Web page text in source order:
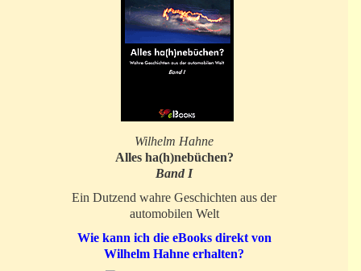
Wilhelm Hahne
Alles ha(h)nebüchen?
Band I
Ein Dutzend wahre Geschichten aus der
automobilen Welt
Wie kann ich die eBooks direkt von
Wilhelm Hahne erhalten?